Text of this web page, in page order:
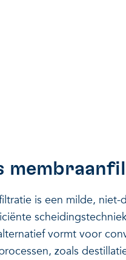
is een milde, niet-
vormt voor
zoals